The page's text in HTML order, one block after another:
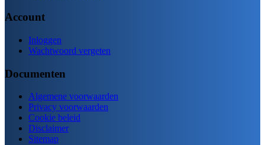
Account
Inloggen
Wachtwoord vergeten
Documenten
Algemene voorwaarden
Privacy voorwaarden
Cookie beleid
Disclaimer
Sitemap